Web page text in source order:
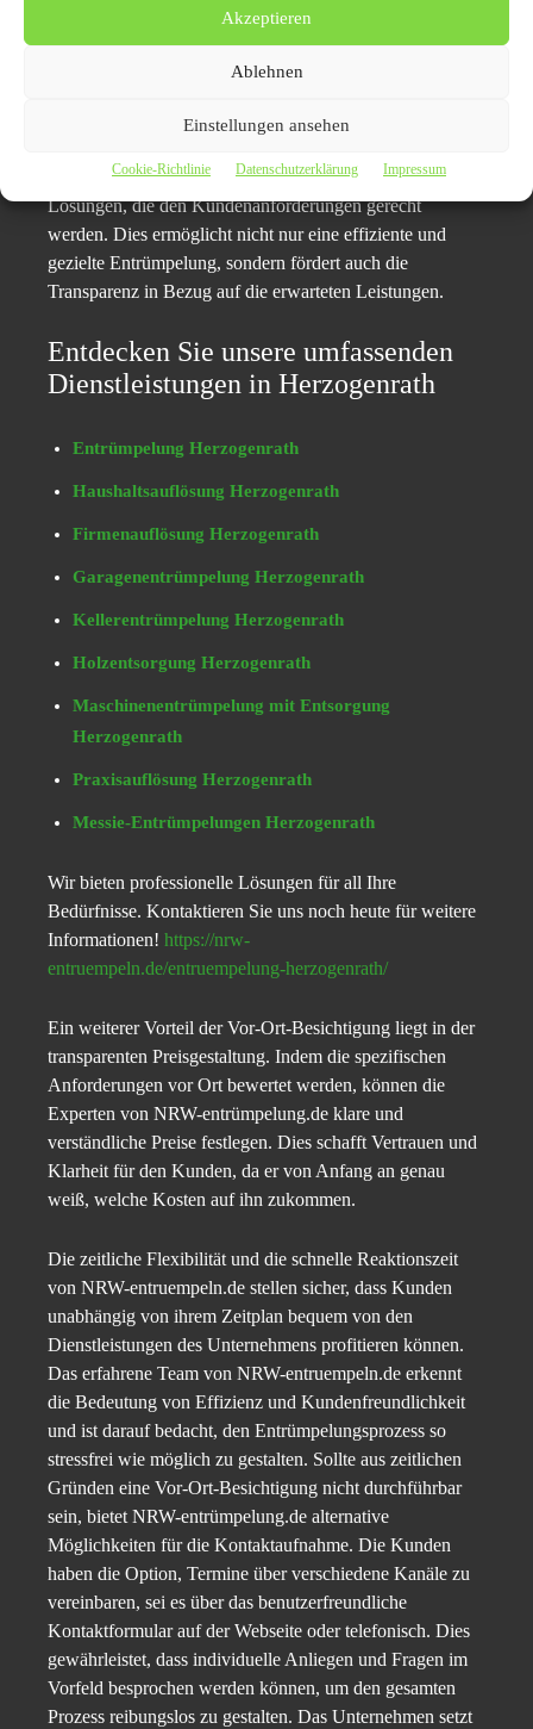
Akzeptieren
Ablehnen
Einstellungen ansehen
Cookie-Richtlinie Datenschutzerklärung Impressum
die auf die spezifischen Gegebenheiten abgestimmt ist.
Team von NRW-entrümpelung.de maßgeschneiderte
Lösungen, die den Kundenanforderungen gerecht
werden. Dies ermöglicht nicht nur eine effiziente und
gezielte Entrümpelung, sondern fördert auch die
Transparenz in Bezug auf die erwarteten Leistungen.
Entdecken Sie unsere umfassenden
Dienstleistungen in Herzogenrath
Entrümpelung Herzogenrath
Haushaltsauflösung Herzogenrath
Firmenauflösung Herzogenrath
Garagenentrümpelung Herzogenrath
Kellerentrümpelung Herzogenrath
Holzentsorgung Herzogenrath
Maschinenentrümpelung mit Entsorgung
Herzogenrath
Praxisauflösung Herzogenrath
Messie-Entrümpelungen Herzogenrath
Wir bieten professionelle Lösungen für all Ihre
Bedürfnisse. Kontaktieren Sie uns noch heute für weitere
Informationen! https://nrw-
entruempeln.de/entruempelung-herzogenrath/
Ein weiterer Vorteil der Vor-Ort-Besichtigung liegt in der
transparenten Preisgestaltung. Indem die spezifischen
Anforderungen vor Ort bewertet werden, können die
Experten von NRW-entrümpelung.de klare und
verständliche Preise festlegen. Dies schafft Vertrauen und
Klarheit für den Kunden, da er von Anfang an genau
weiß, welche Kosten auf ihn zukommen.
Die zeitliche Flexibilität und die schnelle Reaktionszeit
von NRW-entruempeln.de stellen sicher, dass Kunden
unabhängig von ihrem Zeitplan bequem von den
Dienstleistungen des Unternehmens profitieren können.
Das erfahrene Team von NRW-entruempeln.de erkennt
die Bedeutung von Effizienz und Kundenfreundlichkeit
und ist darauf bedacht, den Entrümpelungsprozess so
stressfrei wie möglich zu gestalten. Sollte aus zeitlichen
Gründen eine Vor-Ort-Besichtigung nicht durchführbar
sein, bietet NRW-entrümpelung.de alternative
Möglichkeiten für die Kontaktaufnahme. Die Kunden
haben die Option, Termine über verschiedene Kanäle zu
vereinbaren, sei es über das benutzerfreundliche
Kontaktformular auf der Webseite oder telefonisch. Dies
gewährleistet, dass individuelle Anliegen und Fragen im
Vorfeld besprochen werden können, um den gesamten
Prozess reibungslos zu gestalten. Das Unternehmen setzt